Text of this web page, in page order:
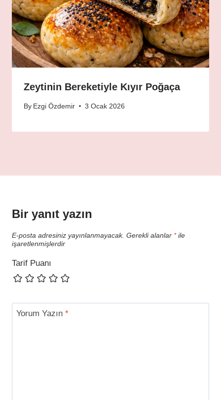
Zeytinin Bereketiyle Kıyır Poğaça
By Ezgi Özdemir 3 Ocak 2026
Bir yanıt yazın
E-posta adresiniz yayınlanmayacak. Gerekli alanlar *ile
işaretlenmişlerdir
Tarif Puanı
Yorum Yazın *